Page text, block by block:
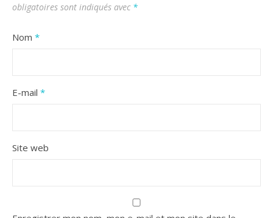
obligatoires sont indiqués avec *
Nom *
E-mail *
Site web